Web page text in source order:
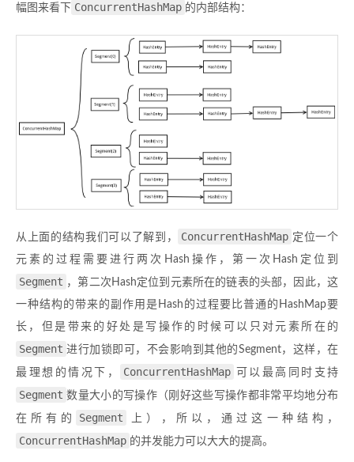
幅图来看下 ConcurrentHashMap 的内部结构：
从上面的结构我们可以了解到， ConcurrentHashMap 定位一个
元素的过程需要进行两次Hash操作，第一次Hash定位到
Segment ，第二次Hash定位到元素所在的链表的头部，因此，这
一种结构的带来的副作用是Hash的过程要比普通的HashMap要
长，但是带来的好处是写操作的时候可以只对元素所在的
Segment 进行加锁即可，不会影响到其他的Segment，这样，在
最理想的情况下， ConcurrentHashMap 可以最高同时支持
Segment 数量大小的写操作（刚好这些写操作都非常平均地分布
在所有的 Segment 上），所以，通过这一种结构，
ConcurrentHashMap 的并发能力可以大大的提高。